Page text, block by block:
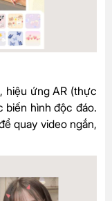
hiệu ứng AR (thực
biến hình độc đáo.
quay video ngắn,